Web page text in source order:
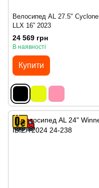
Велосипед AL 27.5" Cyclone
LLX 16” 2023
24 569 грн
В наявності
Купити